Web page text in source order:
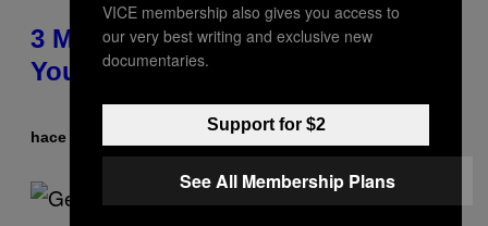
3 Millennial Anthems That Make
You Think of Your Best Friend
hace 7 horas Lauren Boisvert
VICE membership also gives you access to
our very best writing and exclusive new
documentaries.
Support for $2
See All Membership Plans